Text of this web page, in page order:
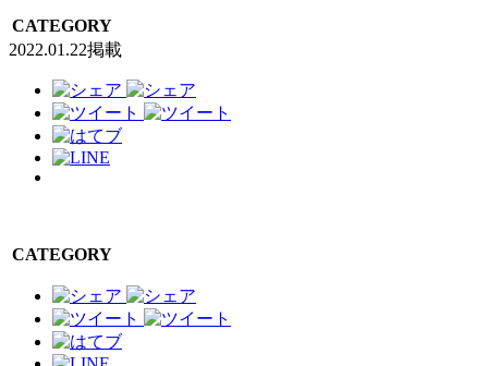
CATEGORY
2022.01.22掲載
CATEGORY